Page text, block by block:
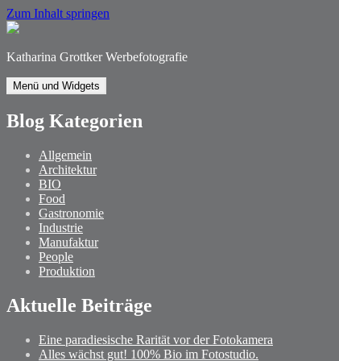
Zum Inhalt springen
Katharina Grottker Werbefotografie
Menü und Widgets
Blog Kategorien
Allgemein
Architektur
BIO
Food
Gastronomie
Industrie
Manufaktur
People
Produktion
Aktuelle Beiträge
Eine paradiesische Rarität vor der Fotokamera
Alles wächst gut! 100% Bio im Fotostudio.